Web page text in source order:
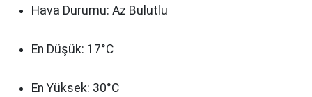
Hava Durumu: Az Bulutlu
En Düşük: 17°C
En Yüksek: 30°C